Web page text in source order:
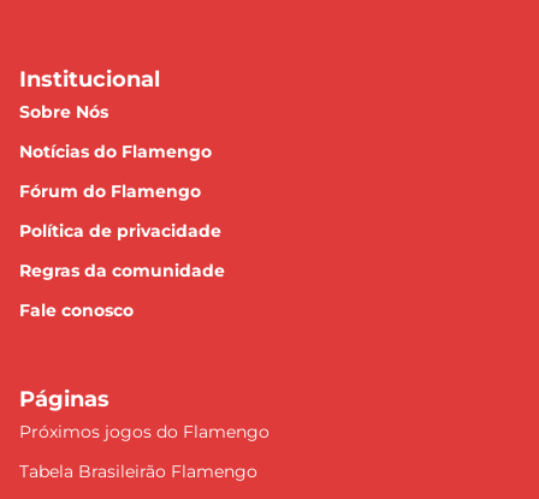
Institucional
Sobre Nós
Notícias do Flamengo
Fórum do Flamengo
Política de privacidade
Regras da comunidade
Fale conosco
Páginas
Próximos jogos do Flamengo
Tabela Brasileirão Flamengo